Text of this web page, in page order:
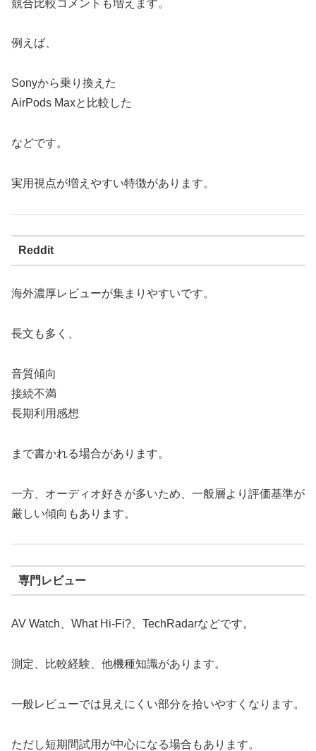
競合比較コメントも増えます。
例えば、
Sonyから乗り換えた
AirPods Maxと比較した
などです。
実用視点が増えやすい特徴があります。
Reddit
海外濃厚レビューが集まりやすいです。
長文も多く、
音質傾向
接続不満
長期利用感想
まで書かれる場合があります。
一方、オーディオ好きが多いため、一般層より評価基準が
厳しい傾向もあります。
専門レビュー
AV Watch、What Hi-Fi?、TechRadarなどです。
測定、比較経験、他機種知識があります。
一般レビューでは見えにくい部分を拾いやすくなります。
ただし短期間試用が中心になる場合もあります。